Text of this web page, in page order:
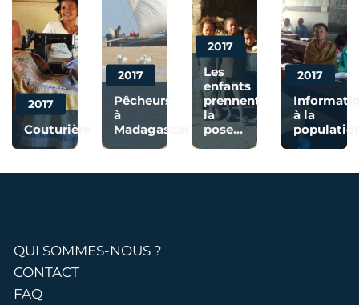
Couturière
2017
Pêcheurs
à
Madagascar
2017
Les
enfants
prennent
la
pose...
2017
à la
2017
QUI SOMMES-NOUS ?
CONTACT
FAQ